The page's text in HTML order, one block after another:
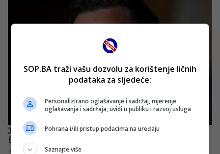
SOP.BA traži vašu dozvolu za korištenje ličnih
podataka za sljedeće:
Personalizirano oglašavanje i sadržaj, mjerenje
oglašavanja i sadržaja, uvidi u publiku i razvoj usluga
Pohrana i/ili pristup podacima na uređaju
Saznajte više